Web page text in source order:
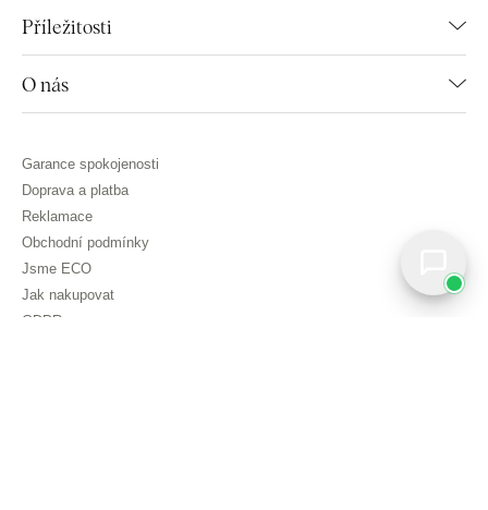
Příležitosti
O nás
Garance spokojenosti
Doprava a platba
Reklamace
Obchodní podmínky
Jsme ECO
Jak nakupovat
GDPR